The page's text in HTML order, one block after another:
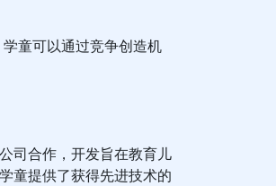
童可以通过竞争创造机
司合作，开发旨在教育儿
童提供了获得先进技术的